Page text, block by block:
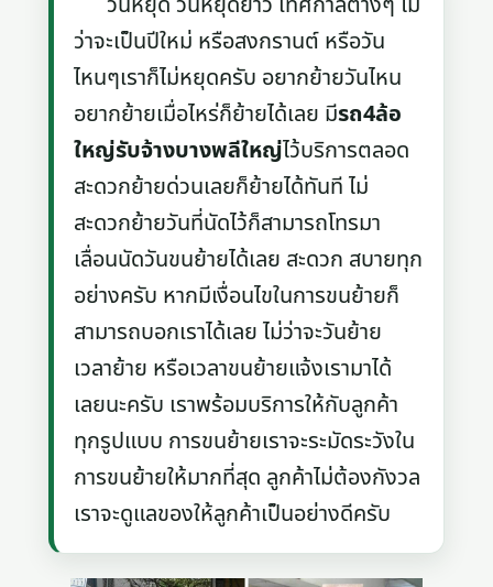
ว่าจะเป็นปีใหม่ หรือสงกรานต์ หรือวัน
ไหนๆเราก็ไม่หยุดครับ อยากย้ายวันไหน
อยากย้ายเมื่อไหร่ก็ย้ายได้เลย มีรถ4ล้อ
ใหญ่รับจ้างบางพลีใหญ่ไว้บริการตลอด
สะดวกย้ายด่วนเลยก็ย้ายได้ทันที ไม่
สะดวกย้ายวันที่นัดไว้ก็สามารถโทรมา
เลื่อนนัดวันขนย้ายได้เลย สะดวก สบายทุก
อย่างครับ หากมีเงื่อนไขในการขนย้ายก็
สามารถบอกเราได้เลย ไม่ว่าจะวันย้าย
เวลาย้าย หรือเวลาขนย้ายแจ้งเรามาได้
เลยนะครับ เราพร้อมบริการให้กับลูกค้า
ทุกรูปแบบ การขนย้ายเราจะระมัดระวังใน
การขนย้ายให้มากที่สุด ลูกค้าไม่ต้องกังวล
เราจะดูแลของให้ลูกค้าเป็นอย่างดีครับ